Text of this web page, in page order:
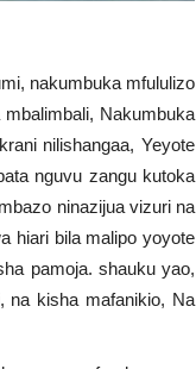
nakumbuka mfululizo
Nakumbuka
nilishangaa, Yeyote
nguvu zangu kutoka
ninazijua vizuri na
hiari bila malipo yoyote
pamoja. shauku yao,
na kisha mafanikio, Na